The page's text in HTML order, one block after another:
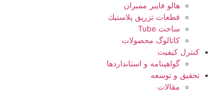
هالو فایبر ممبران
قطعات تزريق پلاستيك
ساخت Tube
کاتالوگ محصولات
کنترل کیفیت
گواهينامه و استانداردها
تحقيق و توسعه
مقالات